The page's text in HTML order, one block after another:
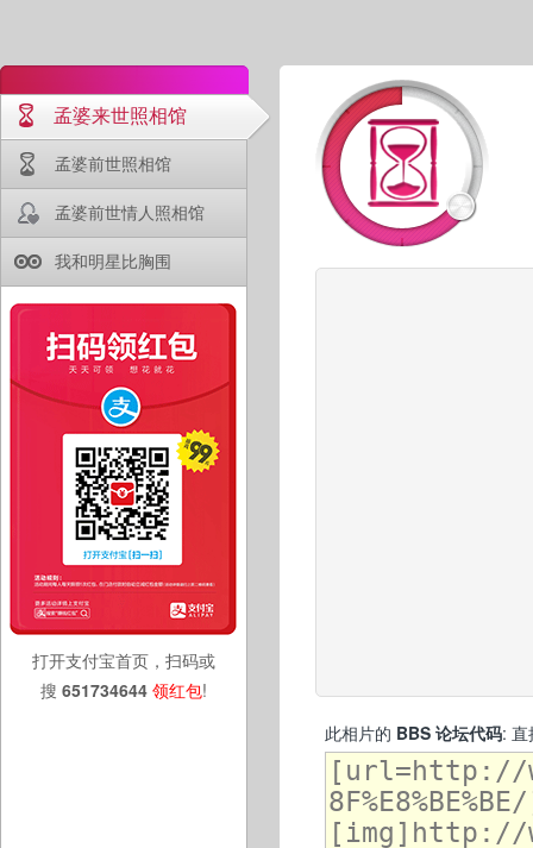
孟婆来世照相馆
孟婆前世照相馆
孟婆前世情人照相馆
我和明星比胸围
打开支付宝首页，扫码或
搜 651734644 领红包!
此相片的 BBS 论坛代码: 直